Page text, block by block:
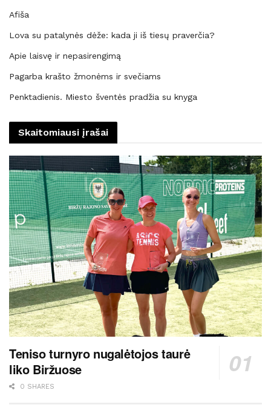
Afiša
Lova su patalynės dėže: kada ji iš tiesų praverčia?
Apie laisvę ir nepasirengimą
Pagarba krašto žmonėms ir svečiams
Penktadienis. Miesto šventės pradžia su knyga
Skaitomiausi įrašai
Teniso turnyro nugalėtojos taurė
liko Biržuose
0 SHARES